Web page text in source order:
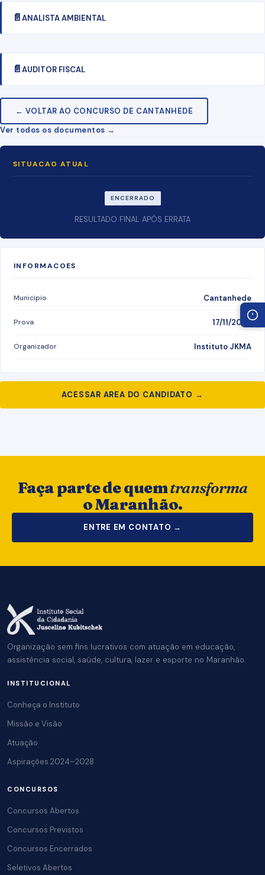
ANALISTA AMBIENTAL
AUDITOR FISCAL
← VOLTAR AO CONCURSO DE CANTANHEDE
Ver todos os documentos →
SITUACAO ATUAL
ENCERRADO
RESULTADO FINAL APÓS ERRATA
INFORMACOES
Municipio Cantanhede
Prova 17/11/2025
Organizador Instituto JKMA
ACESSAR AREA DO CANDIDATO →
Faça parte de quemtransforma
o Maranhão.
ENTRE EM CONTATO →
Organização sem fins lucrativos com atuação em educação,
assistência social, saúde, cultura, lazer e esporte no Maranhão.
INSTITUCIONAL
Conheça o Instituto
Missão e Visão
Atuação
Aspirações 2024–2028
CONCURSOS
Concursos Abertos
Concursos Previstos
Concursos Encerrados
Seletivos Abertos